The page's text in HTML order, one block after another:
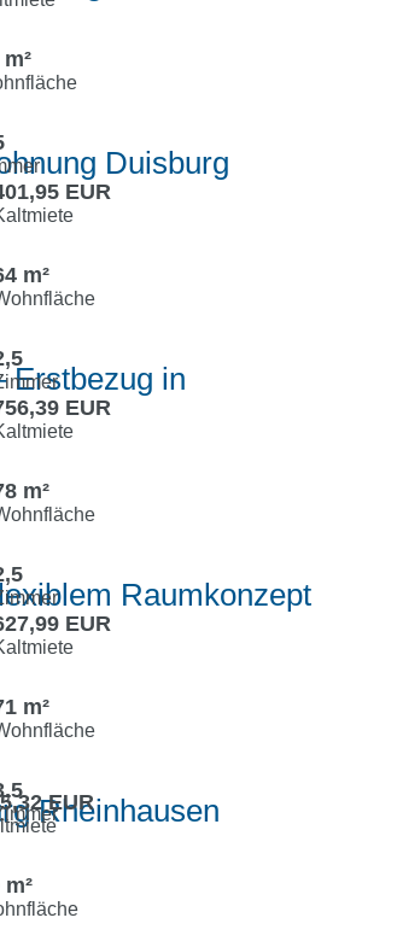
Duisburg
EUR
m²
Erstbezug in
EUR
m²
Raumkonzept
EUR
m²
Rheinhausen
EUR
m²